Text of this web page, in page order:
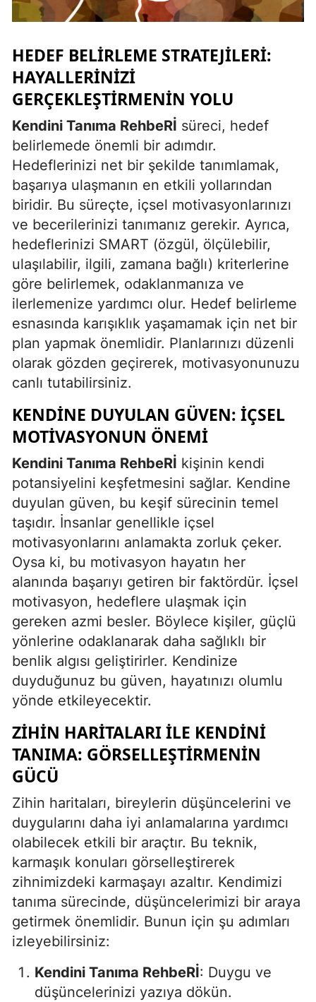
Yozgat
Zonguldak
Karaman
Kırıkkale
Batman
Şırnak
Bartın
Ardahan
Iğdır
Yalova
Karabük
Osmaniye
Düzce
HEDEF BELIRLEME STRATEJILERI:
HAYALLERINIZI
GERÇEKLEŞTIRMENIN YOLU
Kendini Tanıma RehbeRİ süreci, hedef
belirlemede önemli bir adımdır.
Hedeflerinizi net bir şekilde tanımlamak,
başarıya ulaşmanın en etkili yollarından
biridir. Bu süreçte, içsel motivasyonlarınızı
ve becerilerinizi tanımanız gerekir. Ayrıca,
hedeflerinizi SMART (özgül, ölçülebilir,
ulaşılabilir, ilgili, zamana bağlı) kriterlerine
göre belirlemek, odaklanmanıza ve
ilerlemenize yardımcı olur. Hedef belirleme
esnasında karışıklık yaşamamak için net bir
plan yapmak önemlidir. Planlarınızı düzenli
olarak gözden geçirerek, motivasyonunuzu
canlı tutabilirsiniz.
KENDINE DUYULAN GÜVEN: İÇSEL
MOTIVASYONUN ÖNEMI
Kendini Tanıma RehbeRİ kişinin kendi
potansiyelini keşfetmesini sağlar. Kendine
duyulan güven, bu keşif sürecinin temel
taşıdır. İnsanlar genellikle içsel
motivasyonlarını anlamakta zorluk çeker.
Oysa ki, bu motivasyon hayatın her
alanında başarıyı getiren bir faktördür. İçsel
motivasyon, hedeflere ulaşmak için
gereken azmi besler. Böylece kişiler, güçlü
yönlerine odaklanarak daha sağlıklı bir
benlik algısı geliştirirler. Kendinize
duyduğunuz bu güven, hayatınızı olumlu
yönde etkileyecektir.
ZIHIN HARITALARI ILE KENDINI
TANIMA: GÖRSELLEŞTIRMENIN
GÜCÜ
Zihin haritaları, bireylerin düşüncelerini ve
duygularını daha iyi anlamalarına yardımcı
olabilecek etkili bir araçtır. Bu teknik,
karmaşık konuları görselleştirerek
zihnimizdeki karmaşayı azaltır. Kendimizi
tanıma sürecinde, düşüncelerimizi bir araya
getirmek önemlidir. Bunun için şu adımları
izleyebilirsiniz:
Kendini Tanıma RehbeRİ: Duygu ve
düşüncelerinizi yazıya dökün.